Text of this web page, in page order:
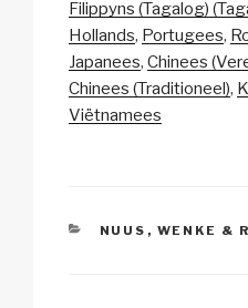
Li
n
k
b
o
Filippyns (Tagalog)
Hollands Portugees
Japanees Chinees
Chinees (Traditioneel)
Viëtnamees
CATEGORIES
NUUS , WENKE &